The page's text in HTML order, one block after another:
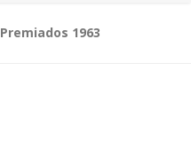
Premiados 1963